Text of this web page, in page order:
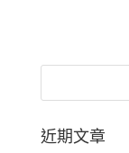
近期文章